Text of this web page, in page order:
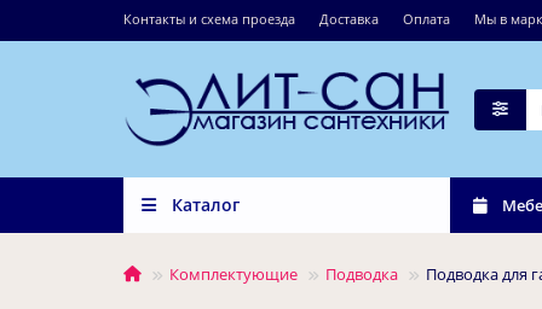
Контакты и схема проезда Доставка Оплата Мы в
Каталог
Комплектующие Подводка Подводка для